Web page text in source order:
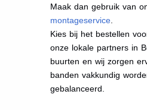
Maak dan gebruik van
montageservice.
Kies bij het bestellen
onze lokale partners in
buurten en wij zorgen
banden vakkundig
gebalanceerd.